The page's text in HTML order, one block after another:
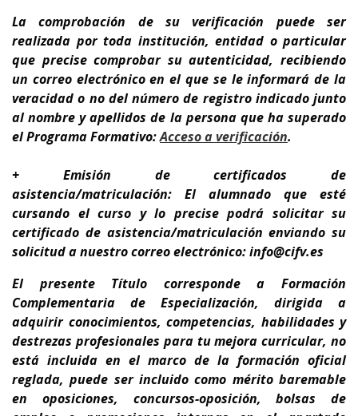
La comprobación de su verificación puede ser
realizada por toda institución, entidad o particular
que precise comprobar su autenticidad, recibiendo
un correo electrónico en el que se le informará de la
veracidad o no del número de registro indicado junto
al nombre y apellidos de la persona que ha superado
el Programa Formativo:Acceso a verificación.
+ Emisión de certificados de
asistencia/matriculación: El alumnado que esté
cursando el curso y lo precise podrá solicitar su
certificado de asistencia/matriculación enviando su
solicitud a nuestro correo electrónico: info@cifv.es
El presente Título corresponde a Formación
Complementaria de Especialización, dirigida a
adquirir conocimientos, competencias, habilidades y
destrezas profesionales para tumejora curricular, no
está incluida en el marco de la formación oficial
reglada,puede ser incluido como mérito baremable
en oposiciones, concursos-oposición, bolsas de